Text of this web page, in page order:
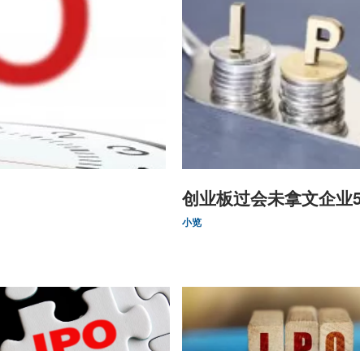
创业板过会未拿文企业
小览